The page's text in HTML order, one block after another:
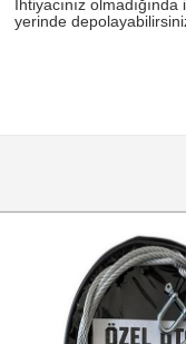
İhtiyacınız
yerinde